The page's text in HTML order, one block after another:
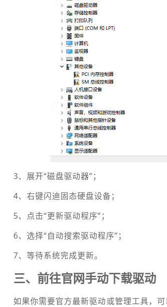
3、展开“磁盘驱动器”；
4、右键闪迪固态硬盘设备；
5、点击“更新驱动程序”；
6、选择“自动搜索驱动程序”；
7、等待系统完成更新。
三、前往官网手动下载驱动
如果你需要官方最新驱动或管理工具，